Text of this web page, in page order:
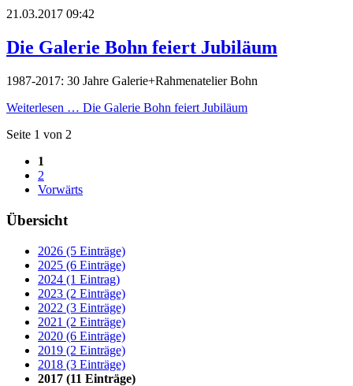
21.03.2017 09:42
Die Galerie Bohn feiert Jubiläum
1987-2017: 30 Jahre Galerie+Rahmenatelier Bohn
Weiterlesen … Die Galerie Bohn feiert Jubiläum
Seite 1 von 2
1
2
Vorwärts
Übersicht
2026 (5 Einträge)
2025 (6 Einträge)
2024 (1 Eintrag)
2023 (2 Einträge)
2022 (3 Einträge)
2021 (2 Einträge)
2020 (6 Einträge)
2019 (2 Einträge)
2018 (3 Einträge)
2017 (11 Einträge)